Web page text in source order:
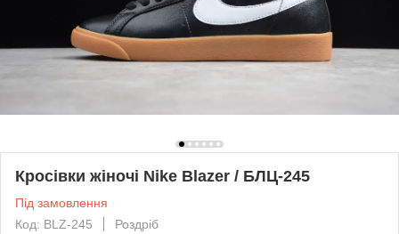
Кросівки жіночі Nike Blazer / БЛЦ-245
Під замовлення
Код: BLZ-245
Роздріб